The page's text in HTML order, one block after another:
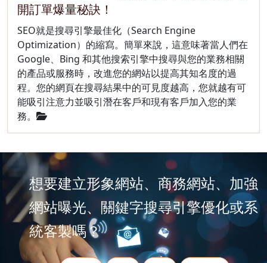
開訂單爆量秘訣！
SEO就是搜尋引擎最佳化（Search Engine
Optimization）的縮寫。簡單來說，這意味著當人們在
Google、Bing 和其他搜索引擎中搜尋與您的業務相關
的產品或服務時，改進您的網站以提高其知名度的過
程。您的網頁在搜尋結果中的可見度越高，您就越有可
能吸引注意力並吸引潛在客戶和現有客戶加入您的業
務。
想要建立形象網站、商務網站、加強
網站曝光、關鍵字搜尋引擎優化或系
統客製嗎？